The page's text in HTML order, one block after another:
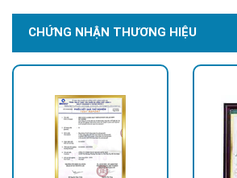
CHỨNG NHẬN THƯƠNG HIỆU